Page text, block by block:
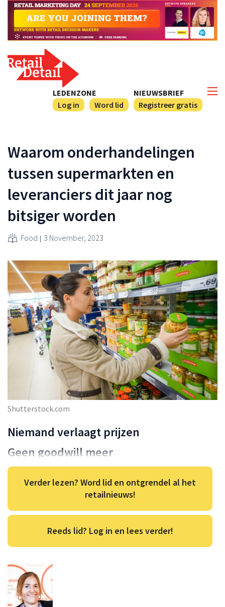
NIEUWSBRIEF
Registreer gratis
LEDENZONE
Log in
Word lid
Waarom onderhandelingen
tussen supermarkten en
leveranciers dit jaar nog
bitsiger worden
Food 3 November, 2023
Shutterstock.com
Niemand verlaagt prijzen
Geen goodwill meer
Verder lezen? Word lid en ontgrendel al het
retailnieuws!
Reeds lid? Log in en lees verder!